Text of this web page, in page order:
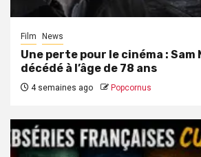
Film News
Une perte pour le cinéma : Sam
décédé à l’âge de 78 ans
4 semaines ago Popcornus